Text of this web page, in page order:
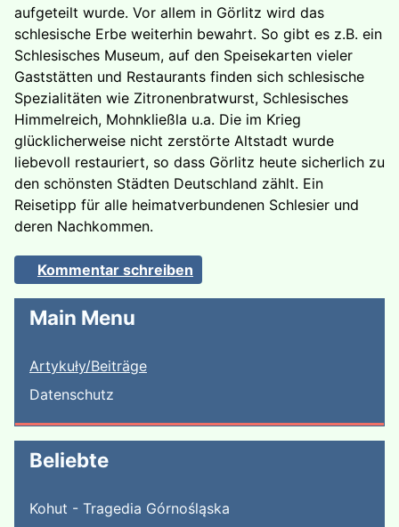
Main Menu
Artykuły/Beiträge
Datenschutz
Beliebte
Kohut - Tragedia Górnośląska
aufgeteilt wurde. Vor allem in Görlitz wird das
schlesische Erbe weiterhin bewahrt. So gibt es z.B. ein
Schlesisches Museum, auf den Speisekarten vieler
Gaststätten und Restaurants finden sich schlesische
Spezialitäten wie Zitronenbratwurst, Schlesisches
Himmelreich, Mohnkließla u.a. Die im Krieg
glücklicherweise nicht zerstörte Altstadt wurde
liebevoll restauriert, so dass Görlitz heute sicherlich zu
den schönsten Städten Deutschland zählt. Ein
Reisetipp für alle heimatverbundenen Schlesier und
deren Nachkommen.
Kommentar schreiben